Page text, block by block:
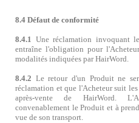
8.4 Défaut de conformité
8.4.1 Une réclamation invoquant
entraîne l'obligation pour
modalités indiquées par HairWord.
8.4.2 Le retour d'un Produit ne
réclamation et que l'Acheteur suit
après-vente de HairWord.
convenablement le Produit et à
vue de son transport.